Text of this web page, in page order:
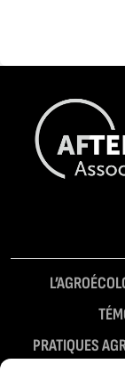
PRATIQUES